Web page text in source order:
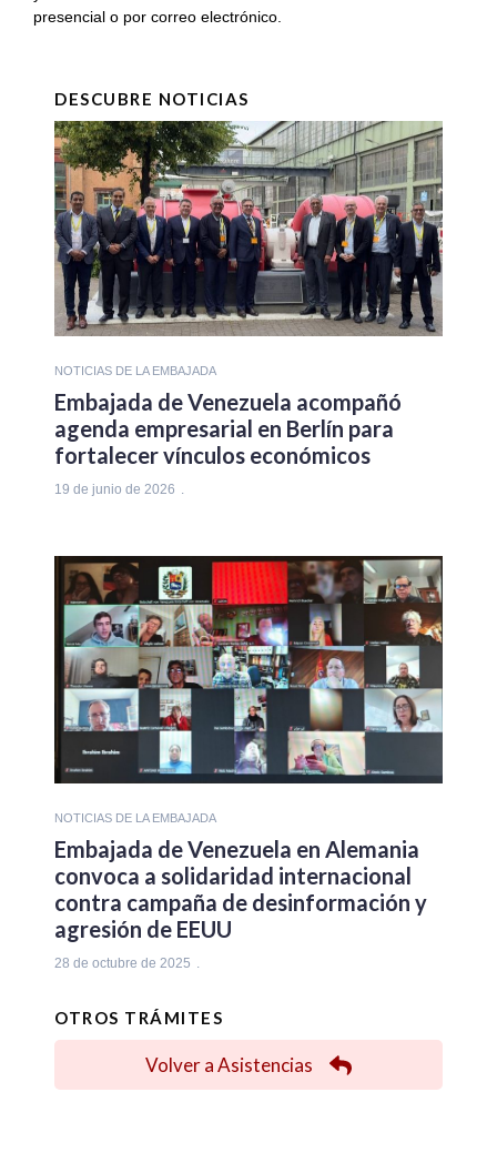
presencial o por correo electrónico.
DESCUBRE NOTICIAS
NOTICIAS DE LA EMBAJADA
Embajada de Venezuela acompañó
agenda empresarial en Berlín para
fortalecer vínculos económicos
19 de junio de 2026
NOTICIAS DE LA EMBAJADA
Embajada de Venezuela en Alemania
convoca a solidaridad internacional
contra campaña de desinformación y
agresión de EEUU
28 de octubre de 2025
OTROS TRÁMITES
Volver a Asistencias